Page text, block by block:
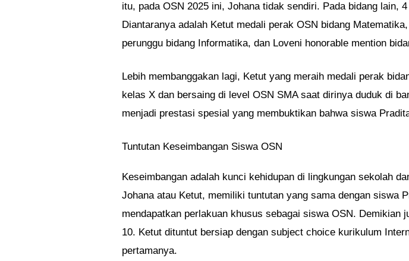
itu, pada OSN 2025 ini, Johana tidak sendiri. Pada bidang lain,
Diantaranya adalah Ketut medali perak OSN bidang
perunggu bidang Informatika, dan Loveni honorable mention
Lebih membanggakan lagi, Ketut yang meraih medali perak
kelas X dan bersaing di level OSN SMA saat dirinya duduk di
menjadi prestasi spesial yang membuktikan bahwa siswa
Tuntutan Keseimbangan Siswa OSN
Keseimbangan adalah kunci kehidupan di lingkungan sekolah
Johana atau Ketut, memiliki tuntutan yang sama dengan siswa
mendapatkan perlakuan khusus sebagai siswa OSN. Demikian
10. Ketut dituntut bersiap dengan subject choice kurikulum
pertamanya.